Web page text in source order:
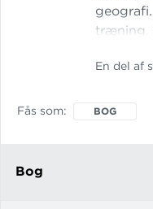
træning.
En del af
Fås som BOG
Bog